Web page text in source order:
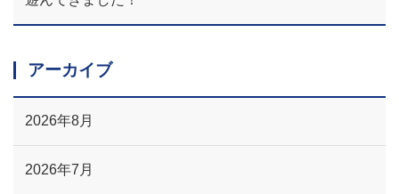
アーカイブ
2026年8月
2026年7月